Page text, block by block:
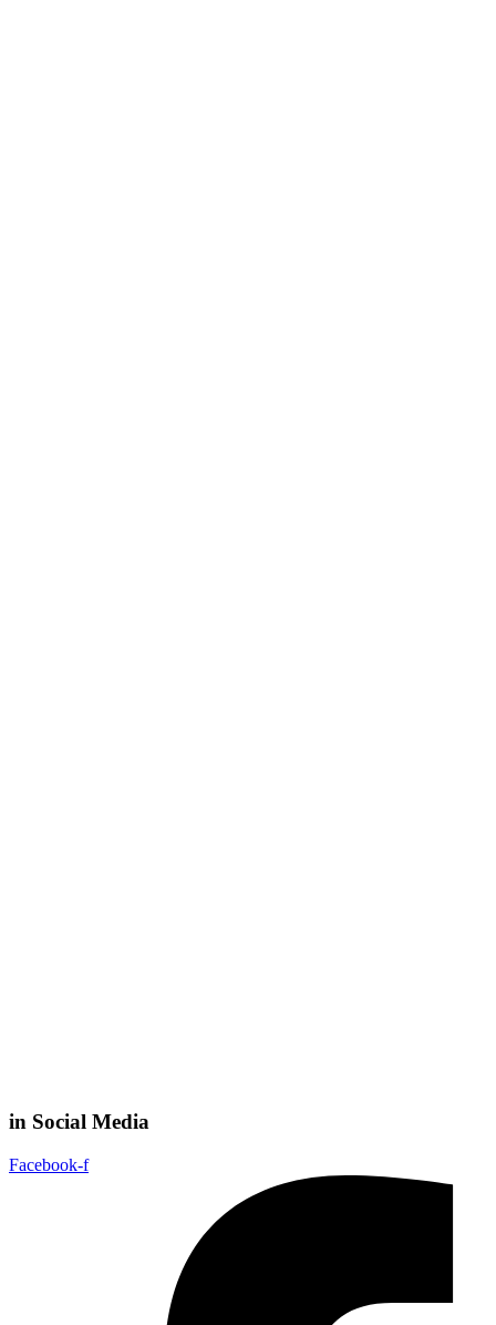
in Social Media
Facebook-f